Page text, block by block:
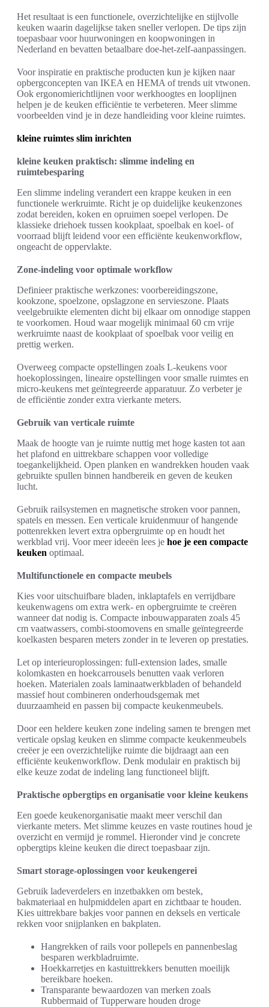
Het resultaat is een functionele, overzichtelijke en stijlvolle
keuken waarin dagelijkse taken sneller verlopen. De tips zijn
toepasbaar voor huurwoningen en koopwoningen in
Nederland en bevatten betaalbare doe-het-zelf-aanpassingen.
Voor inspiratie en praktische producten kun je kijken naar
opbergconcepten van IKEA en HEMA of trends uit vtwonen.
Ook ergonomierichtlijnen voor werkhoogtes en looplijnen
helpen je de keuken efficiëntie te verbeteren. Meer slimme
voorbeelden vind je in deze handleiding voor kleine ruimtes.
kleine ruimtes slim inrichten
kleine keuken praktisch: slimme indeling en
ruimtebesparing
Een slimme indeling verandert een krappe keuken in een
functionele werkruimte. Richt je op duidelijke keukenzones
zodat bereiden, koken en opruimen soepel verlopen. De
klassieke driehoek tussen kookplaat, spoelbak en koel- of
voorraad blijft leidend voor een efficiënte keukenworkflow,
ongeacht de oppervlakte.
Zone-indeling voor optimale workflow
Definieer praktische werkzones: voorbereidingszone,
kookzone, spoelzone, opslagzone en servieszone. Plaats
veelgebruikte elementen dicht bij elkaar om onnodige stappen
te voorkomen. Houd waar mogelijk minimaal 60 cm vrije
werkruimte naast de kookplaat of spoelbak voor veilig en
prettig werken.
Overweeg compacte opstellingen zoals L-keukens voor
hoekoplossingen, lineaire opstellingen voor smalle ruimtes en
micro-keukens met geïntegreerde apparatuur. Zo verbeter je
de efficiëntie zonder extra vierkante meters.
Gebruik van verticale ruimte
Maak de hoogte van je ruimte nuttig met hoge kasten tot aan
het plafond en uittrekbare schappen voor volledige
toegankelijkheid. Open planken en wandrekken houden vaak
gebruikte spullen binnen handbereik en geven de keuken
lucht.
Gebruik railsystemen en magnetische stroken voor pannen,
spatels en messen. Een verticale kruidenmuur of hangende
pottenrekken levert extra opbergruimte op en houdt het
werkblad vrij. Voor meer ideeën lees je hoe je een compacte
keuken optimaal.
Multifunctionele en compacte meubels
Kies voor uitschuifbare bladen, inklaptafels en verrijdbare
keukenwagens om extra werk- en opbergruimte te creëren
wanneer dat nodig is. Compacte inbouwapparaten zoals 45
cm vaatwassers, combi-stoomovens en smalle geïntegreerde
koelkasten besparen meters zonder in te leveren op prestaties.
Let op interieuroplossingen: full-extension lades, smalle
kolomkasten en hoekcarrousels benutten vaak verloren
hoeken. Materialen zoals laminaatwerkbladen of behandeld
massief hout combineren onderhoudsgemak met
duurzaamheid en passen bij compacte keukenmeubels.
Door een heldere keuken zone indeling samen te brengen met
verticale opslag keuken en slimme compacte keukenmeubels
creëer je een overzichtelijke ruimte die bijdraagt aan een
efficiënte keukenworkflow. Denk modulair en praktisch bij
elke keuze zodat de indeling lang functioneel blijft.
Praktische opbergtips en organisatie voor kleine keukens
Een goede keukenorganisatie maakt meer verschil dan
vierkante meters. Met slimme keuzes en vaste routines houd je
overzicht en vermijd je rommel. Hieronder vind je concrete
opbergtips kleine keuken die direct toepasbaar zijn.
Smart storage-oplossingen voor keukengerei
Gebruik ladeverdelers en inzetbakken om bestek,
bakmateriaal en hulpmiddelen apart en zichtbaar te houden.
Kies uittrekbare bakjes voor pannen en deksels en verticale
rekken voor snijplanken en bakplaten.
Hangrekken of rails voor pollepels en pannenbeslag
besparen werkbladruimte.
Hoekkarretjes en kastuittrekkers benutten moeilijk
bereikbare hoeken.
Transparante bewaardozen van merken zoals
Rubbermaid of Tupperware houden droge